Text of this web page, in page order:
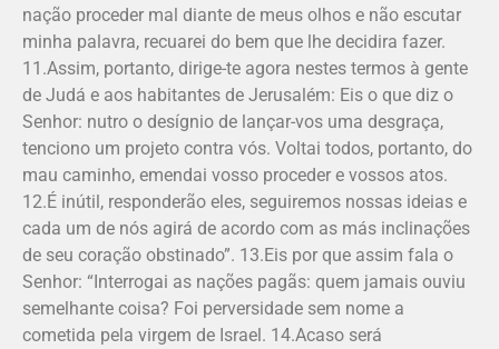
nação proceder mal diante de meus olhos e não escutar
minha palavra, recuarei do bem que lhe decidira fazer.
11.Assim, portanto, dirige-te agora nestes termos à gente
de Judá e aos ha­bitantes de Jerusalém: Eis o que diz o
Se­nhor: nutro o desígnio de lançar-vos uma desgraça,
tenciono um projeto contra vós. Voltai todos, portanto, do
mau caminho, emendai vosso proceder e vossos atos.
12.É inútil, responderão eles, seguiremos nossas ideias e
cada um de nós agirá de acordo com as más inclinações
de seu coração obstinado”. 13.Eis por que assim fala o
Senhor: “Interrogai as nações pagãs: quem jamais ouviu
semelhante coisa? Foi perversidade sem nome a
cometida pela virgem de Israel. 14.Acaso será